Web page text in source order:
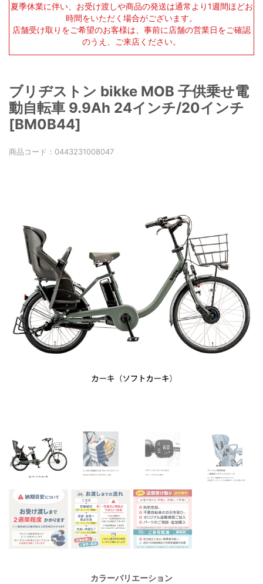
夏季休業に伴い、お受け渡しや商品の発送は通常より1週間ほどお
時間をいただく場合がございます。
店舗受け取りをご希望のお客様は、事前に店舗の営業日をご確認
のうえ、ご来店ください。
ブリヂストン bikke MOB 子供乗せ電
動自転車 9.9Ah 24インチ/20インチ
[BM0B44]
商品コード： 0443231008047
カラーバリエーション